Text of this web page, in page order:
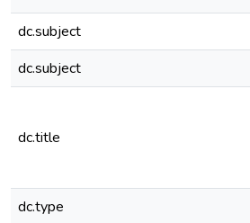
dc.subject
dc.subject
dc.title
dc.type